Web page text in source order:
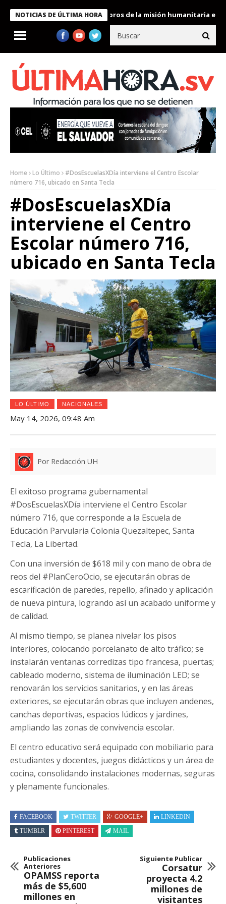
NOTICIAS DE ÚLTIMA HORA
Bukele condecora a miembros de la misión humanitaria enviada
Home Lo Último
#DosEscuelasXDía interviene el Centro Escolar
número 716, ubicado en Santa Tecla
#DosEscuelasXDía
interviene el Centro
Escolar número 716,
ubicado en Santa Tecla
LO ÚLTIMO NACIONALES
May 14, 2026, 09:48 Am
Por Redacción UH
El exitoso programa gubernamental
#DosEscuelasXDía interviene el Centro Escolar
número 716, que corresponde a la Escuela de
Educación Parvularia Colonia Quezaltepec, Santa
Tecla, La Libertad.
Con una inversión de $618 mil y con mano de obra de
reos del #PlanCeroOcio, se ejecutarán obras de
escarificación de paredes, repello, afinado y aplicación
de nueva pintura, logrando así un acabado uniforme y
de calidad.
Al mismo tiempo, se planea nivelar los pisos
interiores, colocando porcelanato de alto tráfico; se
instalarán ventanas corredizas tipo francesa, puertas;
cableado moderno, sistema de iluminación LED; se
renovarán los servicios sanitarios, y en las áreas
exteriores, se ejecutarán obras que incluyen andenes,
canchas deportivas, espacios lúdicos y jardines,
ampliando las zonas de convivencia escolar.
El centro educativo será equipado con mobiliario para
estudiantes y docentes, juegos didácticos y un área de
cocina, consolidando instalaciones modernas, seguras
y plenamente funcionales.
FACEBOOK TWITTER GOOGLE+
LINKEDIN
TUMBLR
PINTEREST MAIL
Publicaciones
Anteriores
OPAMSS reporta
más de $5,600
millones en
Siguiente Publicar
Corsatur
proyecta 4.2
millones de
visitantes